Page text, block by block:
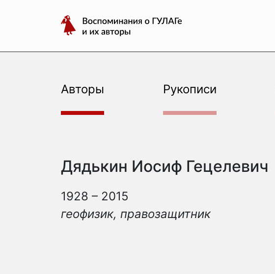
Воспоминания
о
и
Авторы Рукописи
Дядькин Иосиф Гецелевич
1928 – 2015
геофизик, правозащитник